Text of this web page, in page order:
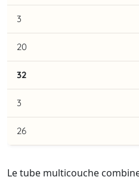
3
20
32
3
26
Le tube multicouche